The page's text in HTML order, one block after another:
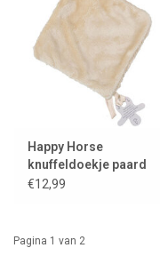
Happy Horse
knuffeldoekje paard
Helma
€12,99
Pagina 1 van 2